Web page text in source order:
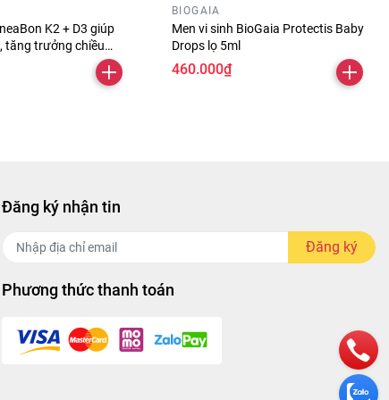
K2 + D3 giúp
tăng trưởng chiều
BIOGAIA
Men vi sinh BioGaia Protectis Baby
Drops lọ 5ml
460.000₫
Đăng ký nhận tin
Đăng ký
Phương thức thanh toán